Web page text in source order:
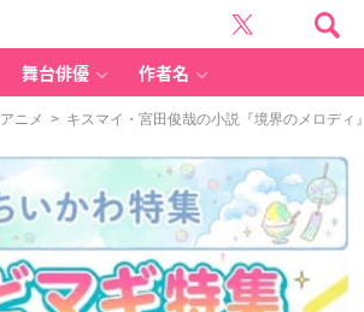
舞台俳優 作者名
アニメ > キスマイ・宮田俊哉の小説『境界のメロディ